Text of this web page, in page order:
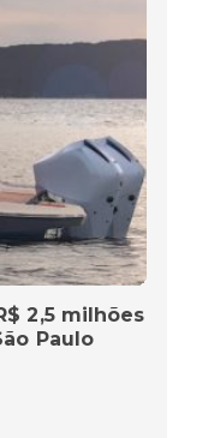
2,5 milhões
Paulo